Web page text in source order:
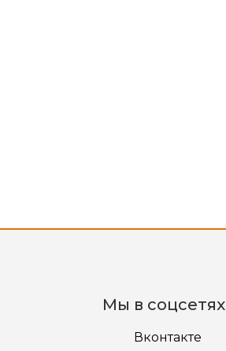
Мы в соцсетях
Вконтакте